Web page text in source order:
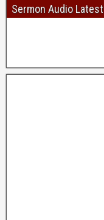
Sermon Audio Latest